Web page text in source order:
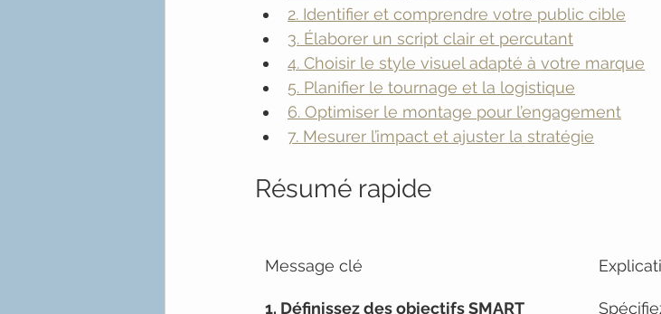
2. Identifier et comprendre votre public cible
3. Élaborer un script clair et percutant
4. Choisir le style visuel adapté à votre marque
5. Planifier le tournage et la logistique
6. Optimiser le montage pour l’engagement
7. Mesurer l’impact et ajuster la stratégie
Résumé rapide
Message clé
1. Définissez des objectifs SMART